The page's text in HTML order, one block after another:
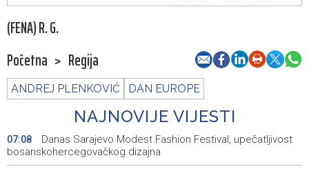
(FENA) R. G.
Početna > Regija
ANDREJ PLENKOVIĆ DAN EUROPE
NAJNOVIJE VIJESTI
07:08
Danas Sarajevo Modest Fashion Festival, upečatljivost
bosanskohercegovačkog dizajna